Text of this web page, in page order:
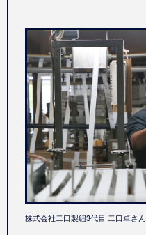
株式会社二口製紐3代目 二口卓さん